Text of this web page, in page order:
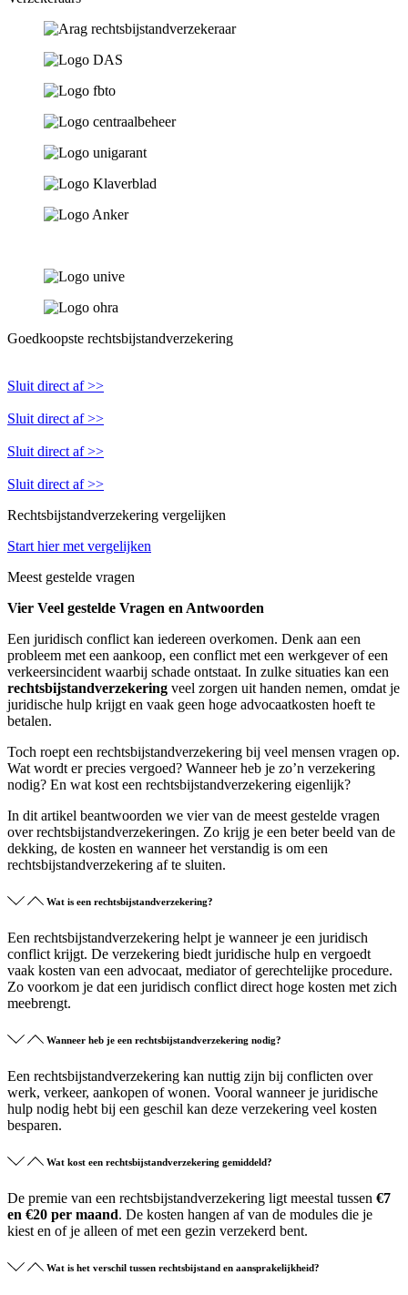
Goedkoopste rechtsbijstandverzekering
Sluit direct af >>
Sluit direct af >>
Sluit direct af >>
Sluit direct af >>
Rechtsbijstandverzekering vergelijken
Start hier met vergelijken
Meest gestelde vragen
Vier Veel gestelde Vragen en Antwoorden
Een juridisch conflict kan iedereen overkomen. Denk aan een
probleem met een aankoop, een conflict met een werkgever of een
verkeersincident waarbij schade ontstaat. In zulke situaties kan een
rechtsbijstandverzekering veel zorgen uit handen nemen, omdat je
juridische hulp krijgt en vaak geen hoge advocaatkosten hoeft te
betalen.
Toch roept een rechtsbijstandverzekering bij veel mensen vragen op.
Wat wordt er precies vergoed? Wanneer heb je zo’n verzekering
nodig? En wat kost een rechtsbijstandverzekering eigenlijk?
In dit artikel beantwoorden we vier van de meest gestelde vragen
over rechtsbijstandverzekeringen. Zo krijg je een beter beeld van de
dekking, de kosten en wanneer het verstandig is om een
rechtsbijstandverzekering af te sluiten.
Wat is een rechtsbijstandverzekering?
Een rechtsbijstandverzekering helpt je wanneer je een juridisch
conflict krijgt. De verzekering biedt juridische hulp en vergoedt
vaak kosten van een advocaat, mediator of gerechtelijke procedure.
Zo voorkom je dat een juridisch conflict direct hoge kosten met zich
meebrengt.
Wanneer heb je een rechtsbijstandverzekering nodig?
Een rechtsbijstandverzekering kan nuttig zijn bij conflicten over
werk, verkeer, aankopen of wonen. Vooral wanneer je juridische
hulp nodig hebt bij een geschil kan deze verzekering veel kosten
besparen.
Wat kost een rechtsbijstandverzekering gemiddeld?
De premie van een rechtsbijstandverzekering ligt meestal tussen €7
en €20 per maand. De kosten hangen af van de modules die je
kiest en of je alleen of met een gezin verzekerd bent.
Wat is het verschil tussen rechtsbijstand en aansprakelijkheid?